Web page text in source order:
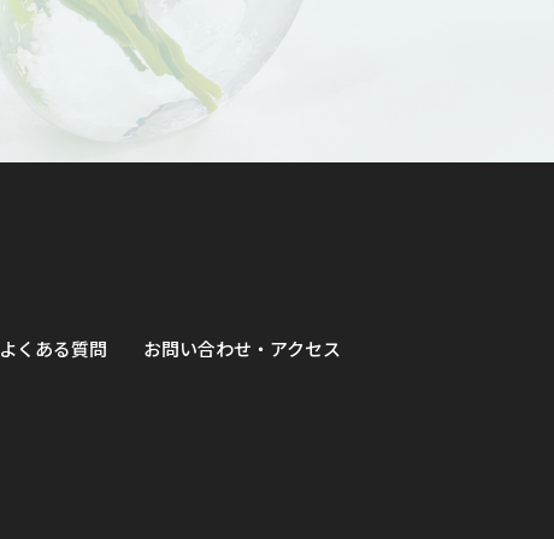
よくある質問 お問い合わせ・アクセス